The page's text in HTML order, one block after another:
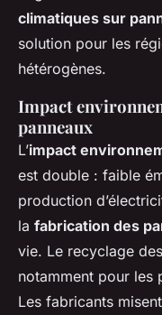
climatiques sur
solution pour les
hétérogènes.
Impact
panneaux
L’impact
est double : faible
production
la fabrication des
vie. Le recyclage
notamment pour les
Les fabricants